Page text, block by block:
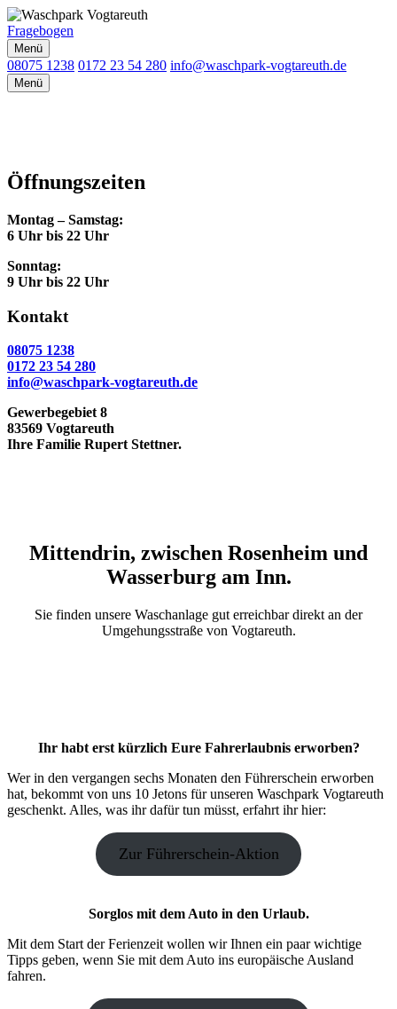
Fragebogen
Menü
08075 1238 0172 23 54 280 info@waschpark-vogtareuth.de
Menü
Öffnungszeiten
Montag – Samstag:
6 Uhr bis 22 Uhr
Sonntag:
9 Uhr bis 22 Uhr
Kontakt
08075 1238
0172 23 54 280
info@waschpark-vogtareuth.de
Gewerbegebiet 8
83569 Vogtareuth
Ihre Familie Rupert Stettner.
Mittendrin, zwischen Rosenheim und
Wasserburg am Inn.
Sie finden unsere Waschanlage gut erreichbar direkt an der
Umgehungsstraße von Vogtareuth.
Ihr habt erst kürzlich Eure Fahrerlaubnis erworben?
Wer in den vergangen sechs Monaten den Führerschein erworben
hat, bekommt von uns 10 Jetons für unseren Waschpark Vogtareuth
geschenkt. Alles, was ihr dafür tun müsst, erfahrt ihr hier:
Zur Führerschein-Aktion
Sorglos mit dem Auto in den Urlaub.
Mit dem Start der Ferienzeit wollen wir Ihnen ein paar wichtige
Tipps geben, wenn Sie mit dem Auto ins europäische Ausland
fahren.